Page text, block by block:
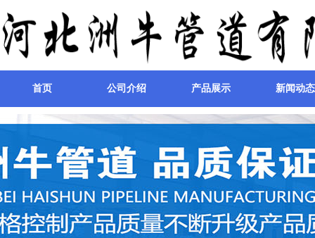
首页 公司介绍 产品展示 新闻动态